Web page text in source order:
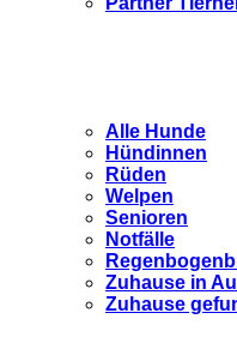
Alle Hunde
Hündinnen
Rüden
Welpen
Senioren
Notfälle
Zuhause in
Zuhause